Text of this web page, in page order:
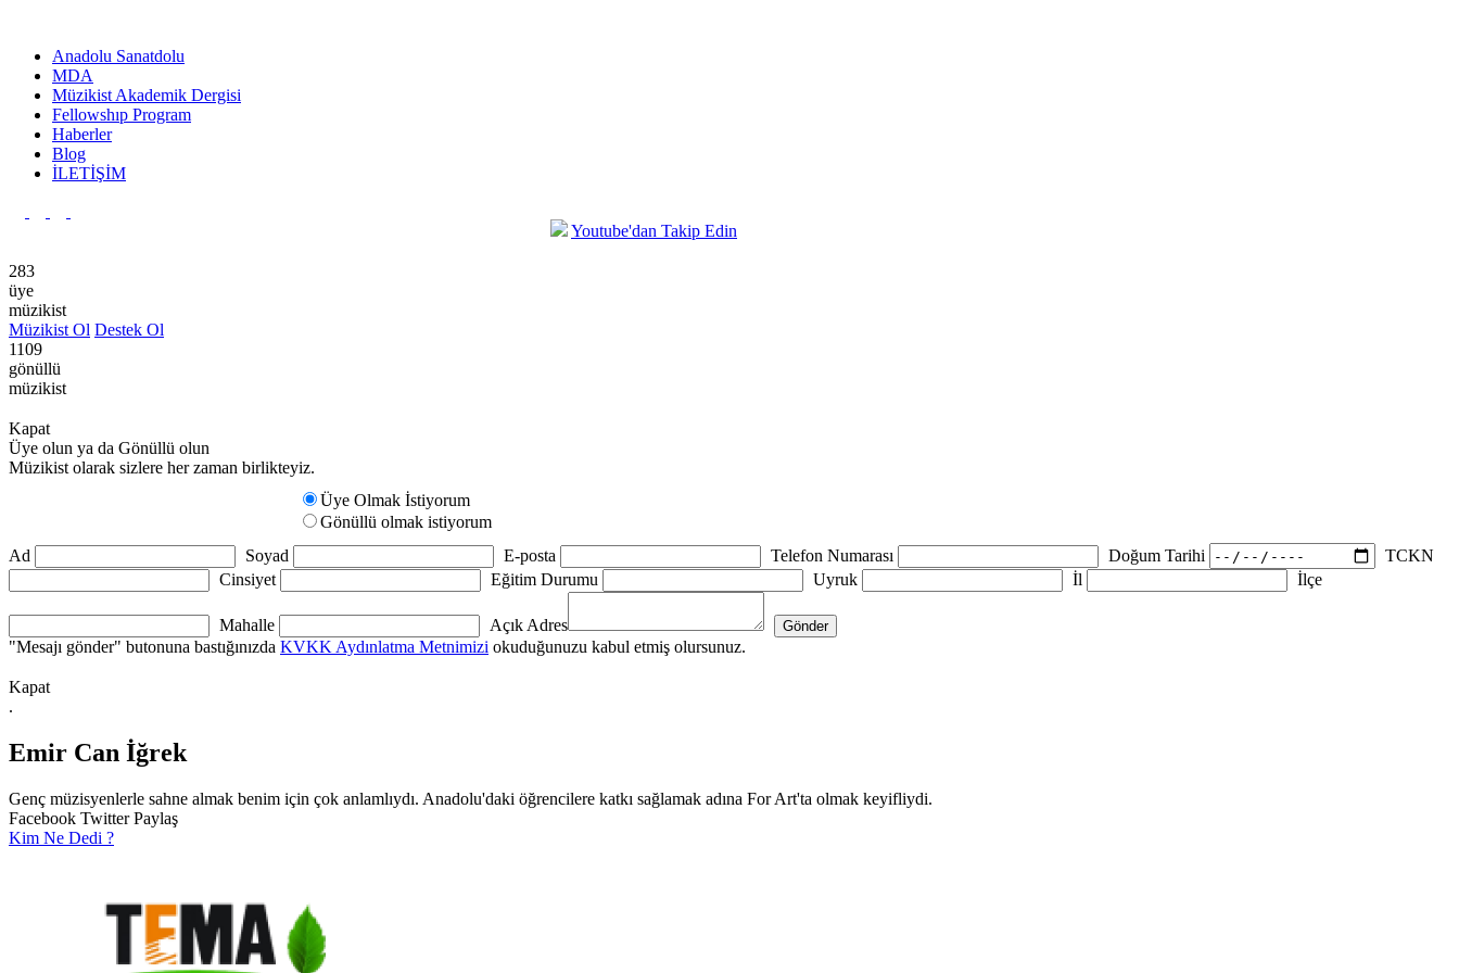
Anadolu Sanatdolu
MDA
Müzikist Akademik Dergisi
Fellowshıp Program
Haberler
Blog
İLETİŞİM
Youtube'dan Takip Edin
283
üye
müzikist
Müzikist Ol Destek Ol
1109
gönüllü
müzikist
Kapat
Üye olun ya da Gönüllü olun
Müzikist olarak sizlere her zaman birlikteyiz.
Üye Olmak İstiyorum
Gönüllü olmak istiyorum
Ad
Soyad E-posta Telefon Numarası Doğum Tarihi
TCKN
Cinsiyet
Eğitim Durumu Uyruk İl İlçe
Mahalle
Açık Adres
"Mesajı gönder" butonuna bastığınızda KVKK Aydınlatma Metnimizi okuduğunuzu kabul etmiş olursunuz.
Kapat
.
Emir Can İğrek
Genç müzisyenlerle sahne almak benim için çok anlamlıydı. Anadolu'daki öğrencilere katkı sağlamak adına For Art'ta olmak keyifliydi.
Facebook Twitter Paylaş
Kim Ne Dedi ?